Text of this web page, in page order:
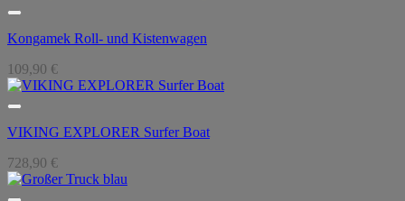
Kongamek Roll- und Kistenwagen
109,90 €
VIKING EXPLORER Surfer Boat
728,90 €